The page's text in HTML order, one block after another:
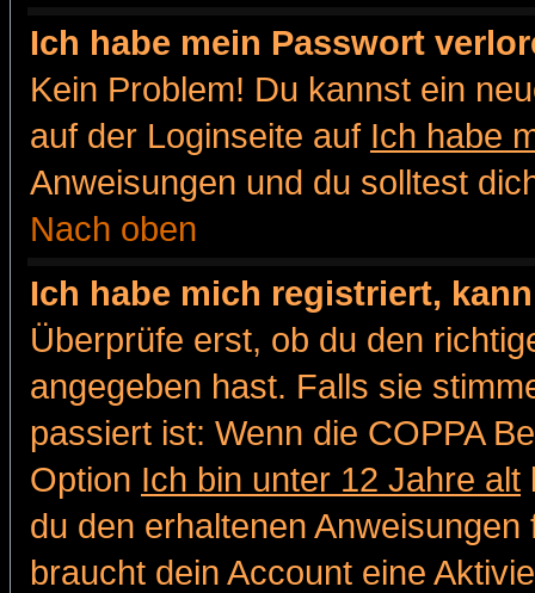
Ich habe mein Passwort
Kein Problem! Du kannst ein
auf der Loginseite auf Ich habe
Anweisungen und du solltest
Nach oben
Ich habe mich registriert,
Überprüfe erst, ob du den
angegeben hast. Falls sie
passiert ist: Wenn die COPPA
Option Ich bin unter 12 Jahre alt
du den erhaltenen
braucht dein Account eine